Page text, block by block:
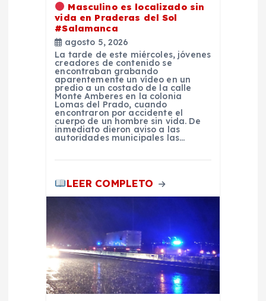
Masculino es localizado sin
vida en Praderas del Sol
#Salamanca
agosto 5, 2026
La tarde de este miércoles, jóvenes
creadores de contenido se
encontraban grabando
aparentemente un vídeo en un
predio a un costado de la calle
Monte Amberes en la colonia
Lomas del Prado, cuando
encontraron por accidente el
cuerpo de un hombre sin vida. De
inmediato dieron aviso a las
autoridades municipales las…
LEER COMPLETO